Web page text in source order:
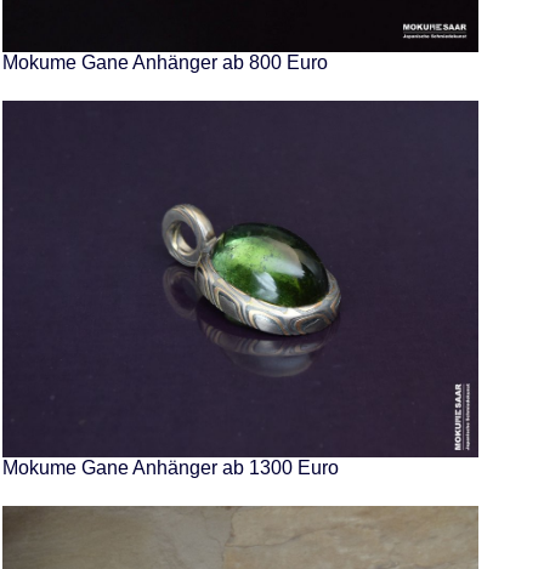
Mokume Gane Anhänger ab 800 Euro
Mokume Gane Anhänger ab 1300 Euro